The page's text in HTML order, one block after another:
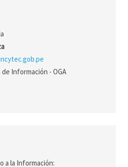
Información - OGA
a la Información: